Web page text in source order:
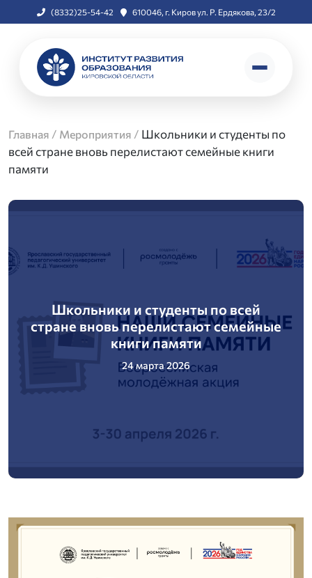
(8332)25-54-42 610046, г. Киров ул. Р. Ердякова, 23/2
Главная / Мероприятия / Школьники и студенты по
всей стране вновь перелистают семейные книги
памяти
Школьники и студенты по всей
стране вновь перелистают семейные
книги памяти
24 марта 2026